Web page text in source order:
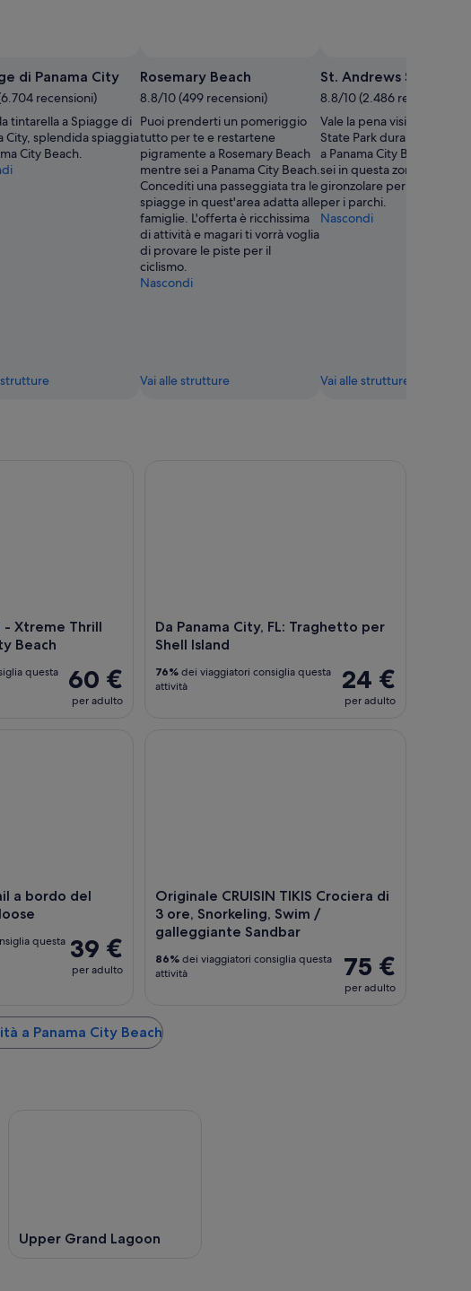
gratuita
di
Meghana
Vuppala
di Panama City
recensioni)
tintarella a Spiagge di
City, splendida spiaggia
City Beach.
strutture
Rosemary Beach
8.8/10 (499 recensioni)
Puoi prenderti un pomeriggio
tutto per te e restartene
pigramente a Rosemary Beach
mentre sei a Panama City Beach.
Concediti una passeggiata tra le
spiagge in quest'area adatta alle
famiglie. L'offerta è ricchissima
di attività e magari ti vorrà voglia
di provare le piste per il
ciclismo.
Nascondi
Vai alle strutture
St. Andrews State
8.8/10 (2.486 recensioni)
Vale la pena visitare St.
State Park durante il tuo
a Panama City Beach.
sei in questa zona,
gironzolare per il
per i parchi.
Nascondi
Vai alle strutture
- Xtreme Thrill
Beach
60 €
per adulto
questa
Da Panama City, FL: Traghetto per
Shell Island
24 €
per adulto
76% dei viaggiatori consiglia questa
attività
a bordo del
39 €
per adulto
questa
Originale CRUISIN TIKIS Crociera di
3 ore, Snorkeling, Swim /
galleggiante Sandbar
75 €
per adulto
86% dei viaggiatori consiglia questa
attività
a Panama City Beach
Upper Grand Lagoon